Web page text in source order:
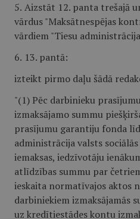
5. Aizstāt 12. panta trešajā
vārdus "Maksātnespējas
vārdiem "Tiesu
6. 13. pantā:
izteikt pirmo daļu šādā
"(1) Pēc darbinieku
izmaksājamo summu
prasījumu garantiju fonda
administrācija valsts
iemaksas, iedzīvotāju
atlīdzības summu par
ieskaita normatīvajos aktos
darbiniekiem izmaksājamās
uz kredītiestādes kontu